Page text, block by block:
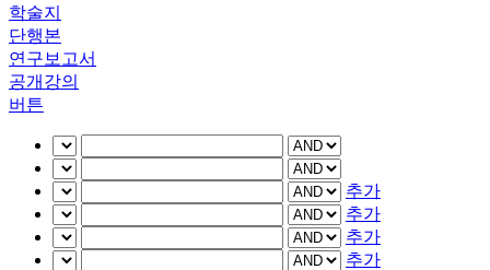
학술지
단행본
연구보고서
공개강의
버튼
추가
추가
추가
추가